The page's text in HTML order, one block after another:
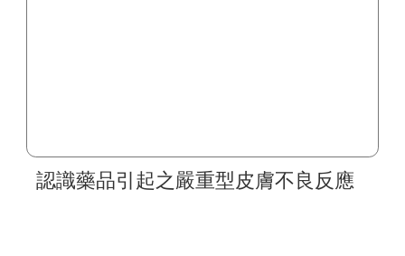
認識藥品引起之嚴重型皮膚不良反應